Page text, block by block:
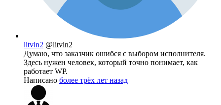
litvin2 @litvin2
Думаю, что заказчик ошибся с выбором исполнителя.
Здесь нужен человек, который точно понимает, как
работает WP.
Написано более трёх лет назад